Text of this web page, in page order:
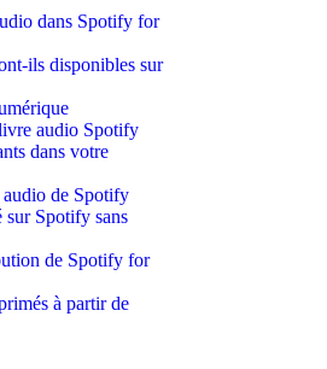
dans Spotify for
ils disponibles sur
audio Spotify
dans votre
de Spotify
sur Spotify sans
de Spotify for
à partir de